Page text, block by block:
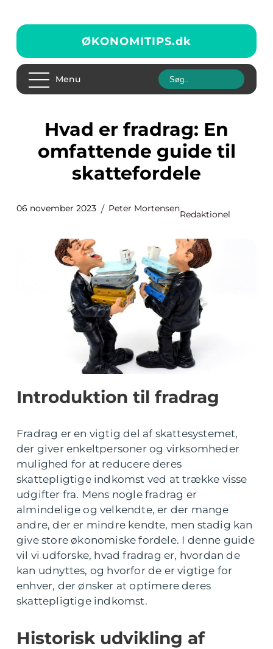
ØKONOMITIPS.dk
Menu
Hvad er fradrag: En
omfattende guide til
skattefordele
06 november 2023 Peter Mortensen
Redaktionel
Introduktion til fradrag
Fradrag er en vigtig del af skattesystemet,
der giver enkeltpersoner og virksomheder
mulighed for at reducere deres
skattepligtige indkomst ved at trække visse
udgifter fra. Mens nogle fradrag er
almindelige og velkendte, er der mange
andre, der er mindre kendte, men stadig kan
give store økonomiske fordele. I denne guide
vil vi udforske, hvad fradrag er, hvordan de
kan udnyttes, og hvorfor de er vigtige for
enhver, der ønsker at optimere deres
skattepligtige indkomst.
Historisk udvikling af